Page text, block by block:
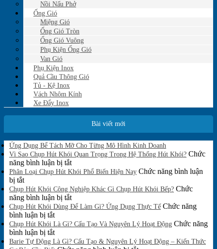
Nồi Nấu Phở
Ống Gió
Miệng Gió
Ống Gió Tròn
Ống Gió Vuông
Phụ Kiện Ống Gió
Van Gió
Phụ Kiện Inox
Quả Cầu Thông Gió
Tủ - Kệ Inox
Vách Nhôm Kính
Xe Đẩy Inox
Bài viết mới
Ứng Dụng Bể Tách Mỡ Cho Từng Mô Hình Kinh Doanh
có
bình
luận
ở
Dụng
Tách
Cho
Từng
Hình
Vì Sao Chụp Hút Khói Quan Trọng Trong Hệ Thống Hút Khói? Chức
năng bình luận bị tắtở
Vì
Chụp
Hút
Khói
Trọng
Hệ
Phân Loại Chụp Hút Khói Phổ Biến Hiện Nay Chức năng bình luận
bị tắtở
Phân
Loại
Chụp
Hút
Khói
Phổ
Biến
Chụp Hút Khói Công Nghiệp Khác Gì Chụp Hút Khói Bếp? Chức
năng bình luận bị tắtở
Chụp
Khói
Nghiệp
Chụp Hút Khói Dùng Để Làm Gì? Ứng Dụng Thực Tế Chức năng
bình luận bị tắtở
Chụp
Hút
Khói
Chụp Hút Khói Là Gì? Cấu Tạo Và Nguyên Lý Hoạt Động Chức năng
bình luận bị tắtở
Chụp
Barie Tự Động Là Gì? Cấu Tạo & Nguyên Lý Hoạt Động – Kiến Thức